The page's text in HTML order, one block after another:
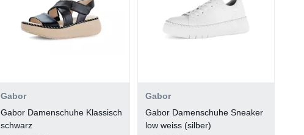
Gabor
Gabor Damenschuhe Klassisch
schwarz
Gabor
Gabor Damenschuhe Sneaker
low weiss (silber)